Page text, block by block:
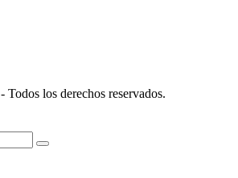
- Todos los derechos reservados.